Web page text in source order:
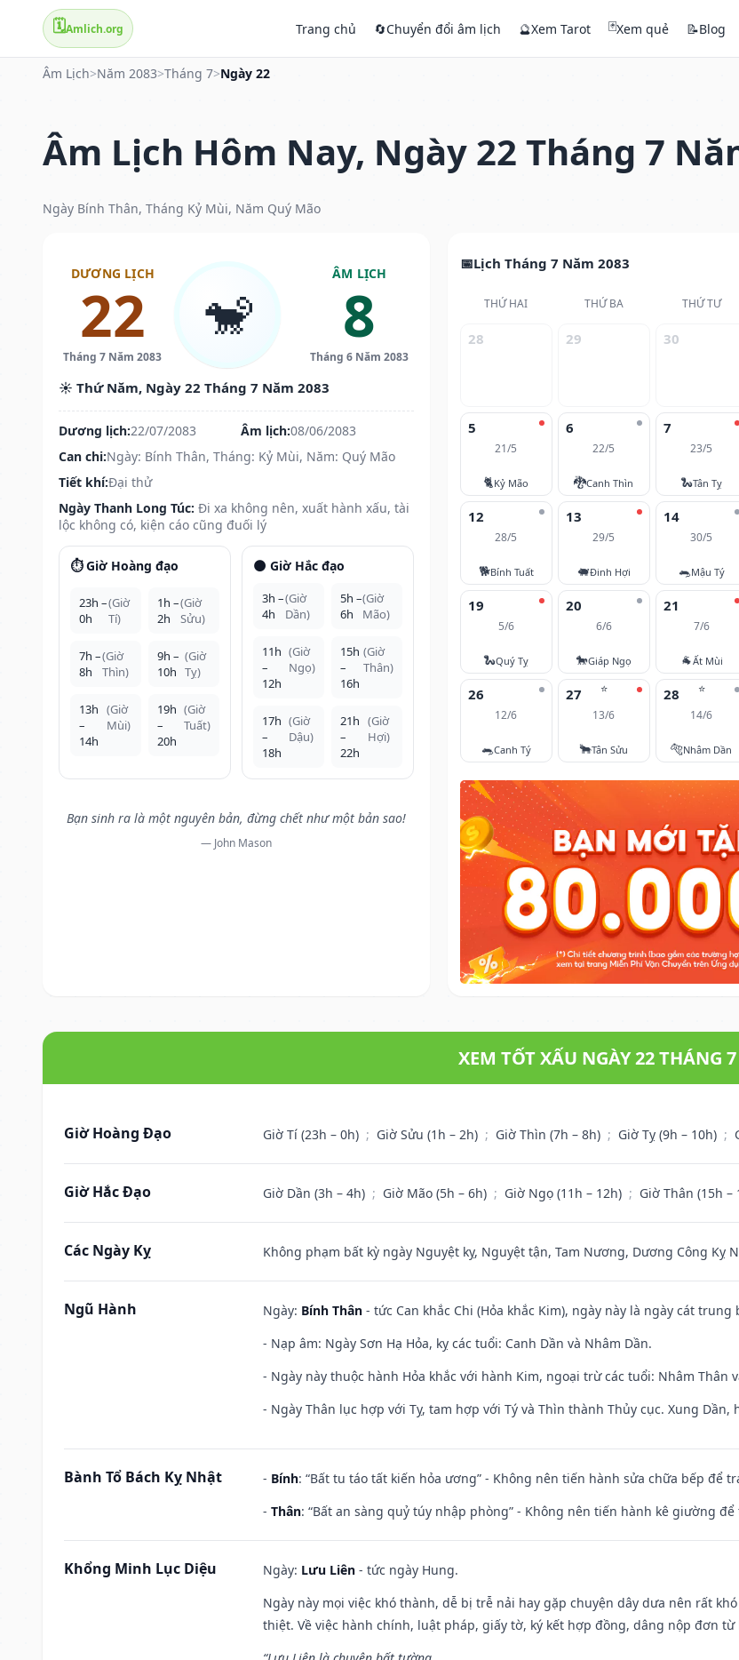
🗓️Amlich.org Trang chủ 🔄Chuyển đổi âm lịch 🔮Xem Tarot 🃏Xem quẻ 📝Blog
Âm Lịch>Năm 2083>Tháng 7>Ngày 22
Âm Lịch Hôm Nay, Ngày 22 Tháng 7
Ngày Bính Thân, Tháng Kỷ Mùi, Năm Quý Mão
DƯƠNG LỊCH
22
Tháng 7 Năm 2083
🐒
ÂM LỊCH
8
Tháng 6 Năm 2083
☀️ Thứ Năm, Ngày 22 Tháng 7 Năm 2083
Dương lịch:22/07/2083 Âm lịch:08/06/2083
Can chi:Ngày: Bính Thân, Tháng: Kỷ Mùi, Năm: Quý Mão
Tiết khí:Đại thử
Ngày Thanh Long Túc: Đi xa không nên, xuất hành xấu, tài
lộc không có, kiện cáo cũng đuối lý
⏱️ Giờ Hoàng đạo
23h –
0h
(Giờ
Tí)
1h –
2h
(Giờ
Sửu)
7h –
8h
(Giờ
Thìn)
9h –
10h
(Giờ
Tỵ)
13h
–
14h
(Giờ
Mùi)
19h
–
20h
(Giờ
Tuất)
🌑 Giờ Hắc đạo
3h –
4h
(Giờ
Dần)
5h –
6h
(Giờ
Mão)
11h
–
12h
(Giờ
Ngọ)
15h
–
16h
(Giờ
Thân)
17h
–
18h
(Giờ
Dậu)
21h
–
22h
(Giờ
Hợi)
Bạn sinh ra là một nguyên bản, đừng chết như một bản sao!
— John Mason
Lịch Tháng 7 Năm 2083
THỨ HAI THỨ BA THỨ TƯ
28 29 30
5
21/5
🐈Kỷ Mão
6
22/5
🐉Canh Thìn
7
23/5
🐍Tân Tỵ
12
28/5
🐕Bính Tuất
13
29/5
🐖Đinh Hợi
14
30/5
🐀Mậu Tý
19
5/6
🐍Quý Tỵ
20
6/6
🐎Giáp Ngọ
21
7/6
🐐Ất Mùi
26
12/6
🐀Canh Tý
⭐
27
13/6
🐂Tân Sửu
⭐
28
14/6
🐅Nhâm Dần
XEM TỐT XẤU NGÀY 22 THÁNG 7
Giờ Hoàng Đạo Giờ Tí (23h – 0h) ; Giờ Sửu (1h – 2h) ; Giờ Thìn (7h – 8h) ; Giờ Tỵ (9h – 10h) ;
Giờ Hắc Đạo Giờ Dần (3h – 4h) ; Giờ Mão (5h – 6h) ; Giờ Ngọ (11h – 12h) ; Giờ Thân (15h –
Các Ngày Kỵ Không phạm bất kỳ ngày Nguyệt kỵ, Nguyệt tận, Tam Nương, Dương Công Kỵ
Ngũ Hành Ngày: Bính Thân - tức Can khắc Chi (Hỏa khắc Kim), ngày này là ngày cát trung
- Nạp âm: Ngày Sơn Hạ Hỏa, kỵ các tuổi: Canh Dần và Nhâm Dần.
- Ngày này thuộc hành Hỏa khắc với hành Kim, ngoại trừ các tuổi: Nhâm Thân
- Ngày Thân lục hợp với Tỵ, tam hợp với Tý và Thìn thành Thủy cục. Xung
Bành Tổ Bách Kỵ Nhật - Bính: “Bất tu táo tất kiến hỏa ương” - Không nên tiến hành sửa chữa bếp để
- Thân: “Bất an sàng quỷ túy nhập phòng” - Không nên tiến hành kê giường
Khổng Minh Lục Diệu Ngày: Lưu Liên - tức ngày Hung.
Ngày này mọi việc khó thành, dễ bị trễ nải hay gặp chuyện dây dưa nên rất
thiệt. Về việc hành chính, luật pháp, giấy tờ, ký kết hợp đồng, dâng nộp đơn từ